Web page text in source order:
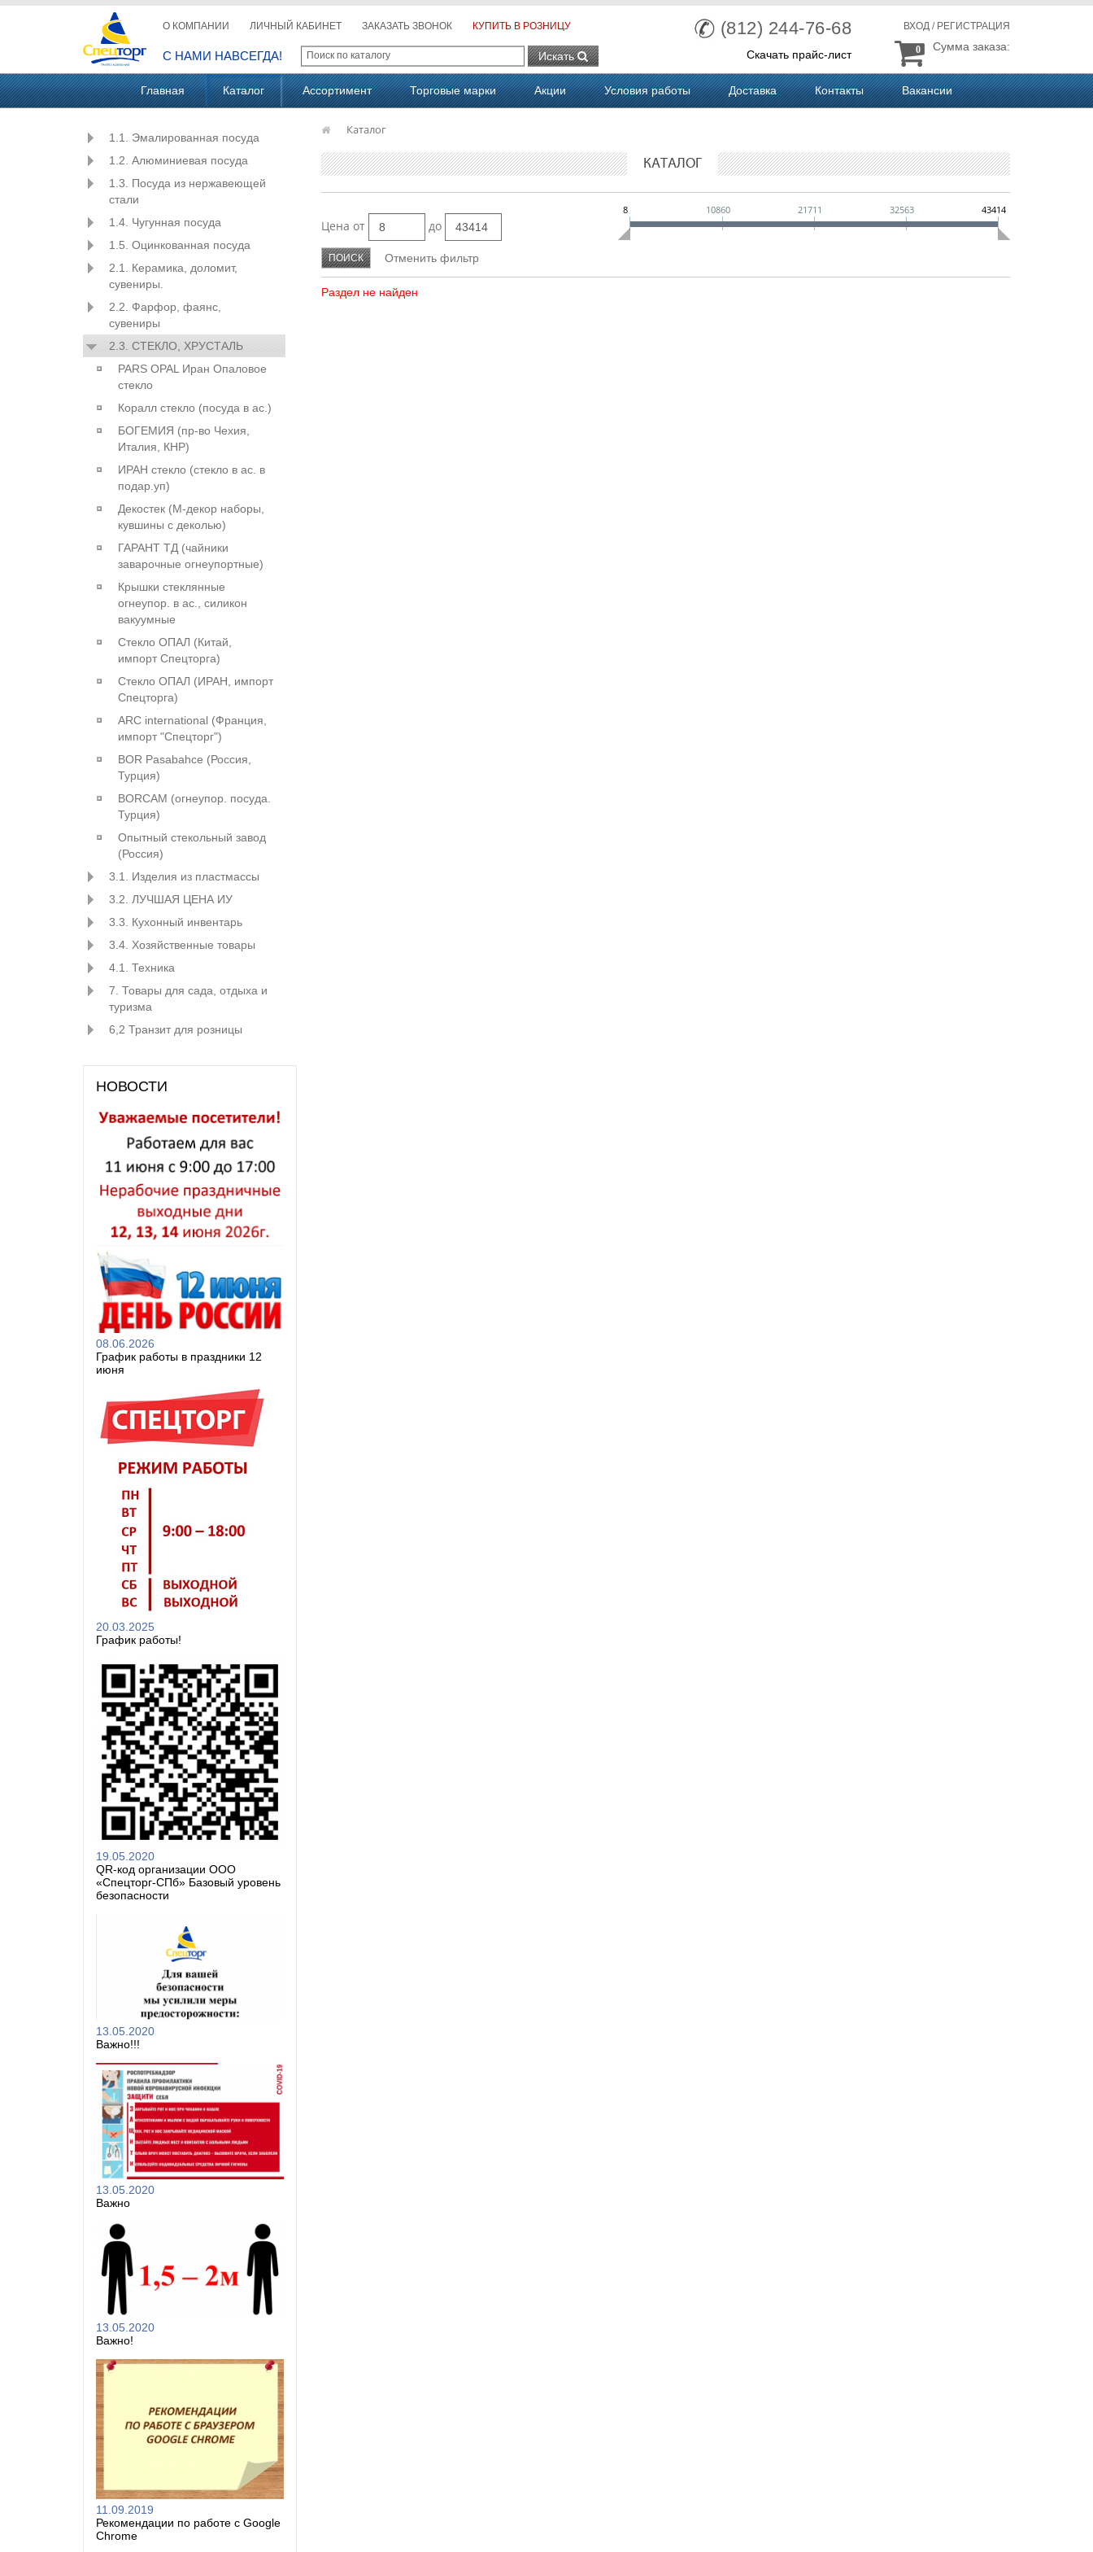
О КОМПАНИИ ЛИЧНЫЙ КАБИНЕТ ЗАКАЗАТЬ ЗВОНОК КУПИТЬ В РОЗНИЦУ
С НАМИ НАВСЕГДА! Искать
(812) 244-76-68
Скачать прайс-лист
ВХОД / РЕГИСТРАЦИЯ
Сумма заказа:
0
Главная Каталог Ассортимент Торговые марки Акции Условия работы Доставка Контакты Вакансии
1.1. Эмалированная посуда
1.2. Алюминиевая посуда
1.3. Посуда из нержавеющей
стали
1.4. Чугунная посуда
1.5. Оцинкованная посуда
2.1. Керамика, доломит,
сувениры.
2.2. Фарфор, фаянс,
сувениры
2.3. СТЕКЛО, ХРУСТАЛЬ
PARS OPAL Иран Опаловое
стекло
Коралл стекло (посуда в ас.)
БОГЕМИЯ (пр-во Чехия,
Италия, КНР)
ИРАН стекло (стекло в ас. в
подар.уп)
Декостек (М-декор наборы,
кувшины с деколью)
ГАРАНТ ТД (чайники
заварочные огнеупортные)
Крышки стеклянные
огнеупор. в ас., силикон
вакуумные
Стекло ОПАЛ (Китай,
импорт Спецторга)
Стекло ОПАЛ (ИРАН, импорт
Спецторга)
ARC international (Франция,
импорт "Спецторг")
BOR Pasabahce (Росcия,
Турция)
BORCAM (огнеупор. посуда.
Турция)
Опытный стекольный завод
(Россия)
3.1. Изделия из пластмассы
3.2. ЛУЧШАЯ ЦЕНА ИУ
3.3. Кухонный инвентарь
3.4. Хозяйственные товары
4.1. Техника
7. Товары для сада, отдыха и
туризма
6,2 Транзит для розницы
НОВОСТИ
08.06.2026
График работы в праздники 12
июня
20.03.2025
График работы!
19.05.2020
QR-код организации ООО
«Спецторг-СПб» Базовый уровень
безопасности
13.05.2020
Важно!!!
13.05.2020
Важно
13.05.2020
Важно!
11.09.2019
Рекомендации по работе с Google
Chrome
Каталог
КАТАЛОГ
Цена от до
8 10860 21711 32563 43414
Раздел не найден